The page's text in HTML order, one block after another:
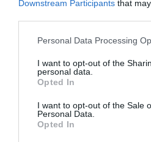
Downstream Participants that
Personal Data Processing
I want to opt-out of the
personal data.
Opted In
I want to opt-out of the Sale
Personal Data.
Opted In
LIRE